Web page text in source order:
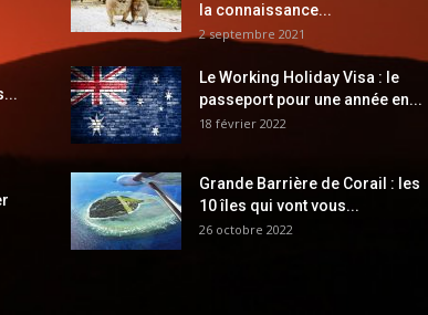
la connaissance...
2 septembre 2021
Le Working Holiday Visa : le
passeport pour une année en...
18 février 2022
Grande Barrière de Corail : les
10 îles qui vont vous...
26 octobre 2022